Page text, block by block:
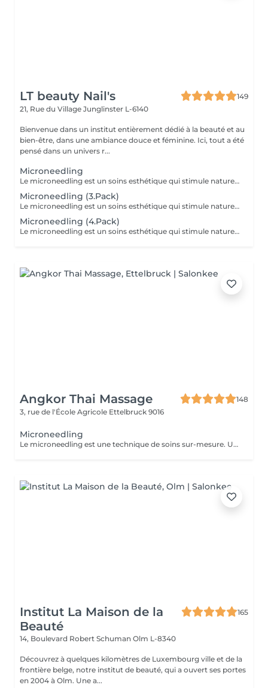
LT beauty Nail's
149
21, Rue du Village Junglinster L-6140
Bienvenue dans un institut entièrement dédié à la beauté et au
bien-être, dans une ambiance douce et féminine. Ici, tout a été
pensé dans un univers r...
Microneedling
Le microneedling est un soins esthétique qui stimule naturellement le renouvellement cellulaire grâce a l'utilisation d'un dispositif muni de micro aiguille c'est microperforation contrôler active les mécanisme de réparation cutanée et favorisent la production de collagène et d'élastine. Ce traitement aide a améliorer la texture et la fermeté de la peau a atténuer les ridules les pore dilates les cicatrices d'acnés et certaine irrégularités pigmentaire.
Microneedling (3.Pack)
Le microneedling est un soins esthétique qui stimule naturellement le renouvellement cellulaire grâce a l'utilisation d'un dispositif muni de micro aiguille c'est microperforation contrôler active les mécanisme de réparation cutanée et favorisent la production de collagène et d'élastine. Ce traitement aide a améliorer la texture et la fermeté de la peau a atténuer les ridules les pore dilates les cicatrices d'acnés et certaine irrégularités pigmentaire.
Microneedling (4.Pack)
Le microneedling est un soins esthétique qui stimule naturellement le renouvellement cellulaire grâce a l'utilisation d'un dispositif muni de micro aiguille c'est microperforation contrôler active les mécanisme de réparation cutanée et favorisent la production de collagène et d'élastine. Ce traitement aide a améliorer la texture et la fermeté de la peau a atténuer les ridules les pore dilates les cicatrices d'acnés et certaine irrégularités pigmentaire.
Angkor Thai Massage
148
3, rue de l'École Agricole Ettelbruck 9016
Microneedling
Le microneedling est une technique de soins sur-mesure. Un traitement non invasif favorisant la synthèse de collagène et d'élastine par les micro-aiguilles qui stimulent la peau. Le microneedling peut être réalisé sur tout type de peau. Votre peau est régénérée, éclatante, lissée et ferme. Pour des résultats durables et significatifs je vous conseille 3 à 5 séances avec un intervalle de 3-4 semaines entre chaque séance. Puis en entretien 1 séance à chaque changement de saison. Le microneedling vient également combattre les taches pigmentaires, repulper le visage et hydrater profondément les lèvres, lutte contre l'acné et assainit la peau. Cette technique de soin est aussi utilisée pour la repousse capillaire et les sourcils.
Institut La Maison de la
Beauté
165
14, Boulevard Robert Schuman Olm L-8340
Découvrez à quelques kilomètres de Luxembourg ville et de la
frontière belge, notre institut de beauté, qui a ouvert ses portes
en 2004 à Olm. Une a...